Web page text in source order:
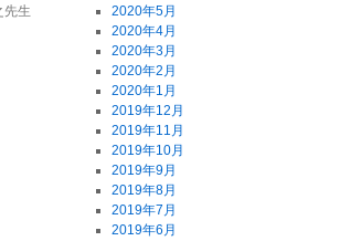
先生
2020年5月
2020年4月
2020年3月
2020年2月
2020年1月
2019年12月
2019年11月
2019年10月
2019年9月
2019年8月
2019年7月
2019年6月